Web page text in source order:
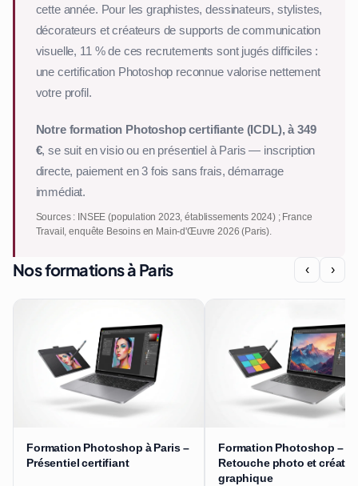
cette année. Pour les graphistes, dessinateurs, stylistes,
décorateurs et créateurs de supports de communication
visuelle, 11 % de ces recrutements sont jugés difficiles :
une certification Photoshop reconnue valorise nettement
votre profil.
Notre formation Photoshop certifiante (ICDL), à 349
€, se suit en visio ou en présentiel à Paris — inscription
directe, paiement en 3 fois sans frais, démarrage
immédiat.
Sources : INSEE (population 2023, établissements 2024) ; France
Travail, enquête Besoins en Main-d'Œuvre 2026 (Paris).
Nos formations à Paris ‹ ›
Formation Photoshop à Paris –
Présentiel certifiant
Formation Photoshop –
Retouche photo et
graphique